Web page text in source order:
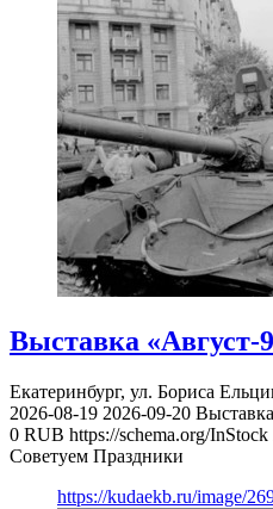
Выставка «Август-
Екатеринбург, ул. Бориса
2026-08-19 2026-09-20
0 RUB https://schema.org/InStock
Советуем Праздники
https://kudaekb.ru/image/